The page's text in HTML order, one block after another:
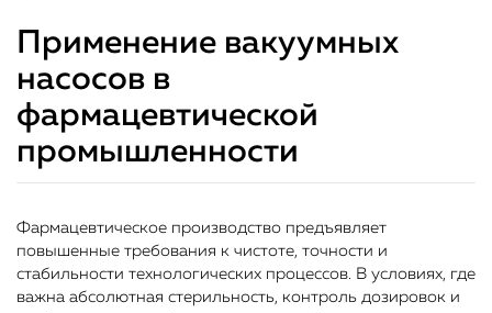
Применение вакуумных
насосов в
фармацевтической
промышленности
Фармацевтическое производство предъявляет
повышенные требования к чистоте, точности и
стабильности технологических процессов. В условиях, где
важна абсолютная стерильность, контроль дозировок и